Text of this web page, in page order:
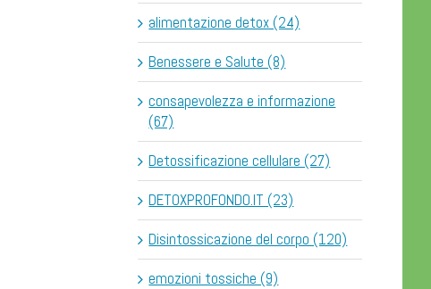
alimentazione detox (24)
Benessere e Salute (8)
consapevolezza e informazione
(67)
Detossificazione cellulare (27)
DETOXPROFONDO.IT (23)
Disintossicazione del corpo (120)
emozioni tossiche (9)